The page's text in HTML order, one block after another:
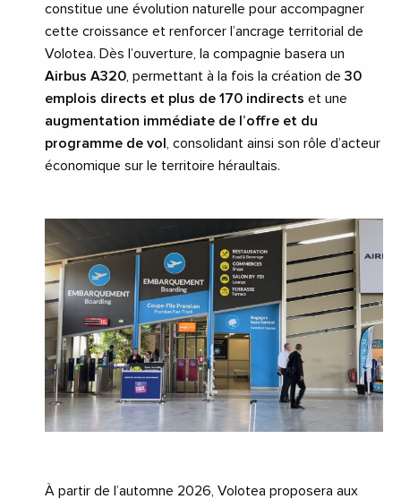
constitue une évolution naturelle pour accompagner
cette croissance et renforcer l’ancrage territorial de
Volotea. Dès l’ouverture, la compagnie basera un
Airbus A320 , permettant à la fois la création de 30
emplois directs et plus de 170 indirects et une
augmentation immédiate de l’offre et du
programme de vol
, consolidant ainsi son rôle d’acteur
économique sur le territoire héraultais.
À partir de l’automne 2026, Volotea proposera aux